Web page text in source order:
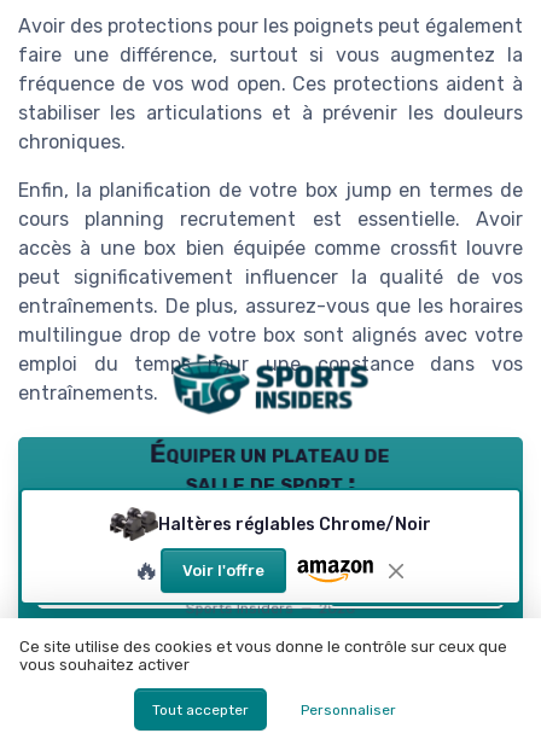
fréquence de vos wod open. Ces protections aident à
stabiliser les articulations et à prévenir les douleurs
chroniques.
Enfin, la planification de votre box jump en termes de
cours planning recrutement est essentielle. Avoir
accès à une box bien équipée comme crossfit louvre
peut significativement influencer la qualité de vos
entraînements. De plus, assurez-vous que les horaires
multilingue drop de votre box sont alignés avec votre
emploi du temps pour une constance dans vos
entraînements.
Équiper un plateau de
salle de sport :
dimensionner,
arbitrer, chiffrer
Sports Insiders — 2026
Téléchargez gratuitement le livre blanc
➔ Télécharger
En remplissant ce formulaire, j’accepte d’être contacté(e) à
des fins commerciales par Sports Insiders et ses partenaires.
ChatGPT Claude
Haltères réglables Chrome/Noir
🔥 Voir l'offre
Ce site utilise des cookies et vous donne le contrôle sur ceux que
vous souhaitez activer
Tout accepter Personnaliser